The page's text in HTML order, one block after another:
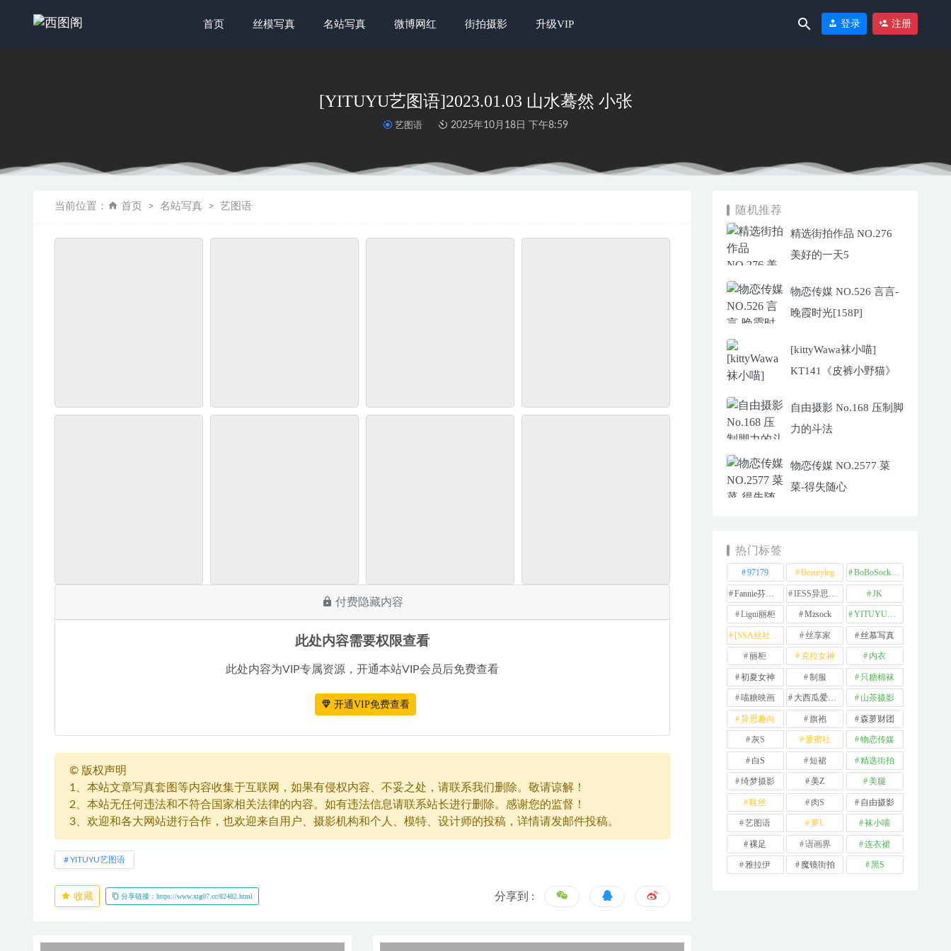
首页 丝模写真 名站写真 微博网红 街拍摄影 升级VIP 登录 注册
[YITUYU艺图语]2023.01.03 山水蓦然 小张
艺图语 2025年10月18日 下午8:59
当前位置： 首页 名站写真 艺图语
付费隐藏内容
此处内容需要权限查看
此处内容为VIP专属资源，开通本站VIP会员后免费查看
开通VIP免费查看
© 版权声明
1、本站文章写真套图等内容收集于互联网，如果有侵权内容、不妥之处，请联系我们删除。敬请谅解！
2、本站无任何违法和不符合国家相关法律的内容。如有违法信息请联系站长进行删除。感谢您的监督！
3、欢迎和各大网站进行合作，也欢迎来自用户、摄影机构和个人、模特、设计师的投稿，详情请发邮件投稿。
YITUYU艺图语
收藏 分享链接：https://www.xtg07.cc/82482.html 分享到 :
随机推荐
精选街拍作品 NO.276
美好的一天5
物恋传媒 NO.526 言言-
晚霞时光[158P]
[kittyWawa袜小喵]
KT141《皮裤小野猫》
自由摄影 No.168 压制脚
力的斗法
物恋传媒 NO.2577 菜
菜-得失随心
热门标签
97179 Beautyleg BoBoSocks袜啵啵
Fannie芬妮每足 IESS异思趣向 JK
Ligui丽柜 Mzsock YITUYU艺图语
[SSA丝社] 超清版 丝享家 丝慕写真
丽柜 克拉女神 内衣
初夏女神 制服 只糖棉袜
喵糖映画 大西瓜爱牙膏 山茶摄影
异思趣向 旗袍 森萝财团
灰S 爱蜜社 物恋传媒
白S 短裙 精选街拍
绮梦摄影 美Z 美腿
耽丝 肉S 自由摄影
艺图语 萝L 袜小喵
裸足 语画界 连衣裙
雅拉伊 魔镜街拍 黑S
[LSS山茶摄影] NO.156 小雪脱丝袜 2022-06-14